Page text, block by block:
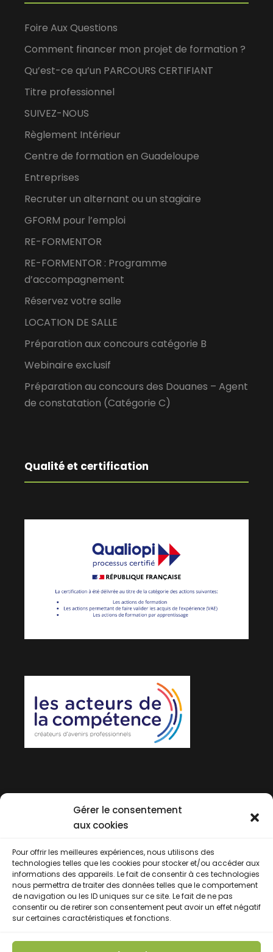
Gérer le consentement
aux cookies
Pour offrir les meilleures expériences, nous utilisons des
technologies telles que les cookies pour stocker et/ou accéder aux
informations des appareils. Le fait de consentir à ces technologies
nous permettra de traiter des données telles que le comportement
de navigation ou les ID uniques sur ce site. Le fait de ne pas
consentir ou de retirer son consentement peut avoir un effet négatif
sur certaines caractéristiques et fonctions.
Foire Aux Questions
Comment financer mon projet de formation ?
Qu’est-ce qu’un PARCOURS CERTIFIANT
Titre professionnel
SUIVEZ-NOUS
Règlement Intérieur
Centre de formation en Guadeloupe
Entreprises
Recruter un alternant ou un stagiaire
GFORM pour l’emploi
RE-FORMENTOR
RE-FORMENTOR : Programme
d’accompagnement
Réservez votre salle
LOCATION DE SALLE
Préparation aux concours catégorie B
Webinaire exclusif
Préparation au concours des Douanes – Agent
de constatation (Catégorie C)
Qualité et certification